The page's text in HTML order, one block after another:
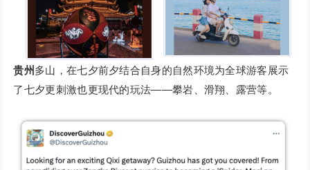
贵州多山，在七夕前夕结合自身的自然环境为全球游客展示
了七夕更刺激也更现代的玩法——攀岩、滑翔、露营等。